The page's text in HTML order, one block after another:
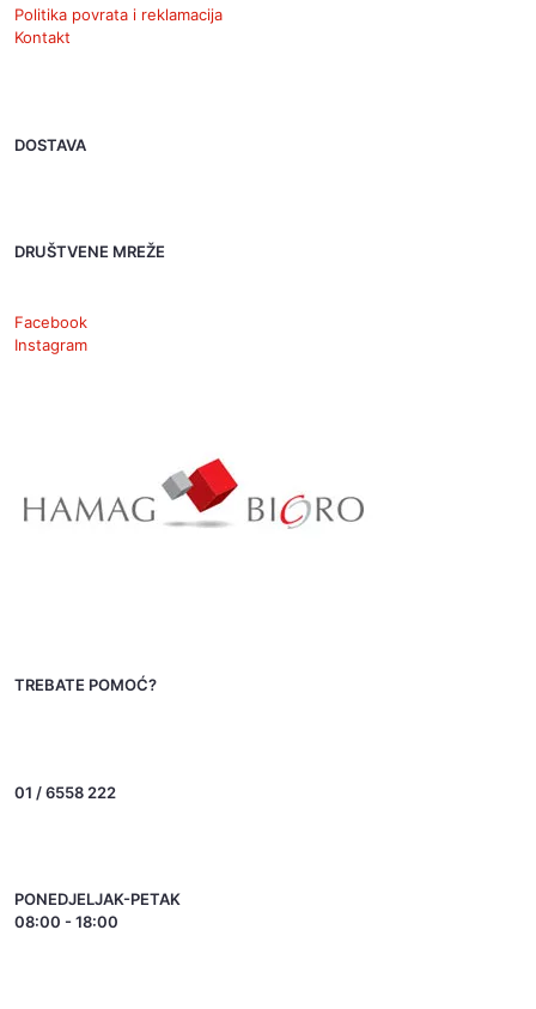
Politika povrata i reklamacija
Kontakt
DOSTAVA
DRUŠTVENE MREŽE
Facebook
Instagram
TREBATE POMOĆ?
01 / 6558 222
PONEDJELJAK-PETAK
08:00 - 18:00